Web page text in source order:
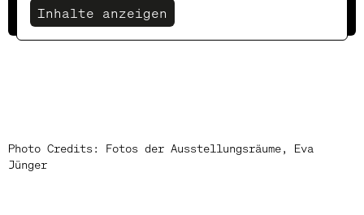
Inhalte anzeigen
Photo Credits: Fotos der Ausstellungsräume, Eva
Jünger